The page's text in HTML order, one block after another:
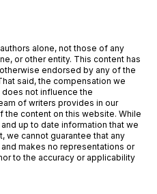
alone, not those of any
or other entity. This content has
endorsed by any of the
said, the compensation we
not influence the
of writers provides in our
the content on this website. While
up to date information that we
we cannot guarantee that any
makes no representations or
to the accuracy or applicability